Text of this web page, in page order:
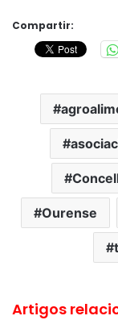
Compartir:
Ourense
Artigos